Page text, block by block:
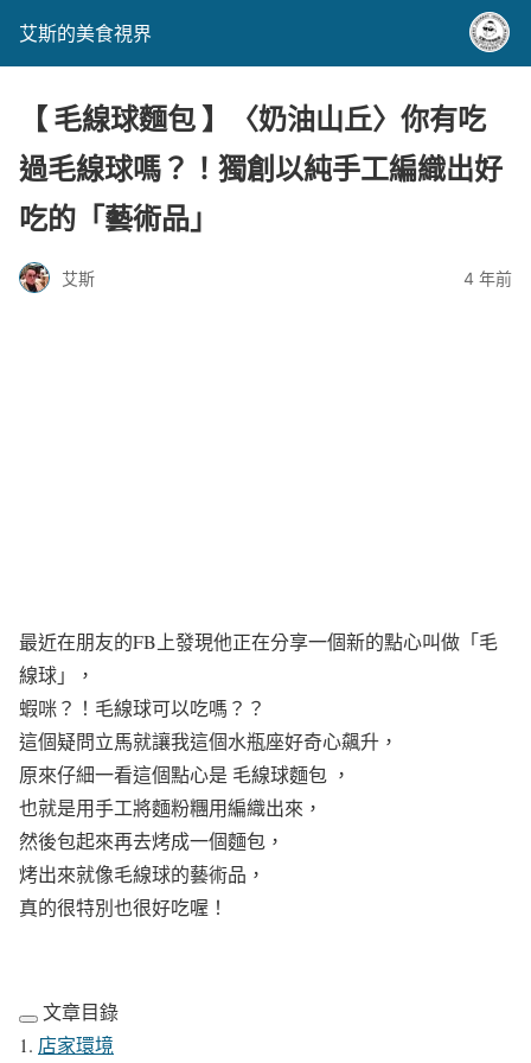
艾斯的美食視界
【 毛線球麵包 】〈奶油山丘〉你有吃
過毛線球嗎？！獨創以純手工編織出好
吃的「藝術品」
艾斯 4 年前
最近在朋友的FB上發現他正在分享一個新的點心叫做「毛
線球」，
蝦咪？！毛線球可以吃嗎？？
這個疑問立馬就讓我這個水瓶座好奇心飆升，
原來仔細一看這個點心是 毛線球麵包 ，
也就是用手工將麵粉糰用編織出來，
然後包起來再去烤成一個麵包，
烤出來就像毛線球的藝術品，
真的很特別也很好吃喔！
文章目錄
店家環境